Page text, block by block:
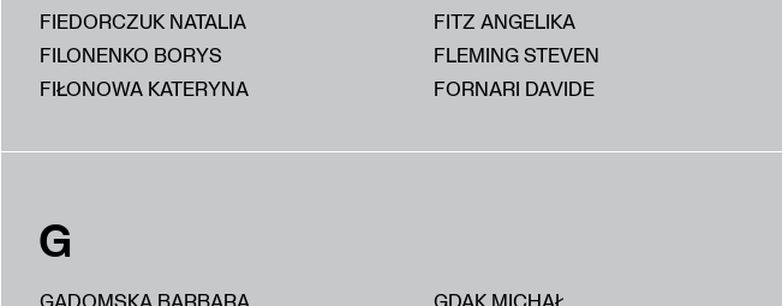
FIEDORCZUK NATALIA
FILONENKO BORYS
FIŁONOWA KATERYNA
FITZ ANGELIKA
FLEMING STEVEN
FORNARI DAVIDE
G
GADOMSKA BARBARA
GDAK MICHAŁ